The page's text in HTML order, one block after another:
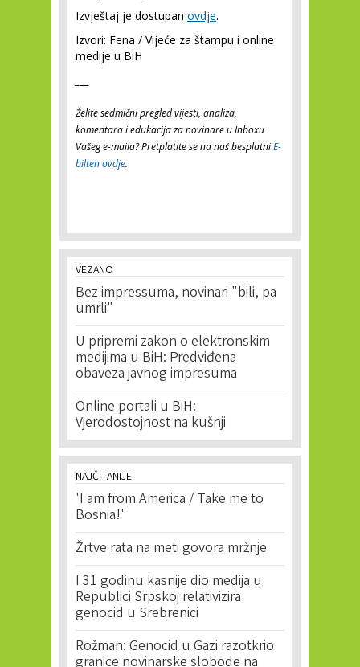
Izvještaj je dostupan ovdje.
Izvori: Fena / Vijeće za štampu i online
medije u BiH
Želite sedmični pregled vijesti, analiza,
komentara i edukacija za novinare u Inboxu
Vašeg e-maila? Pretplatite se na naš besplatniE-
bilten ovdje.
VEZANO
Bez impressuma, novinari "bili, pa
umrli"
U pripremi zakon o elektronskim
medijima u BiH: Predviđena
obaveza javnog impresuma
Online portali u BiH:
Vjerodostojnost na kušnji
NAJČITANIJE
'I am from America / Take me to
Bosnia!'
Žrtve rata na meti govora mržnje
I 31 godinu kasnije dio medija u
Republici Srpskoj relativizira
genocid u Srebrenici
Rožman: Genocid u Gazi razotkrio